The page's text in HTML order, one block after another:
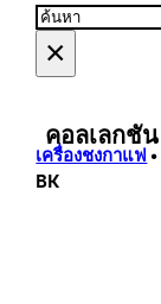
Search
...×
เครื่องชงกาแฟ •
BK
คอลเลกชัน